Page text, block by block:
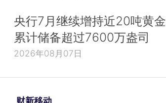
央行7月继续增持近20吨黄金
累计储备超过7600万盎司
2026年08月07日
财新移动